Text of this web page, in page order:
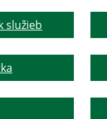
služieb